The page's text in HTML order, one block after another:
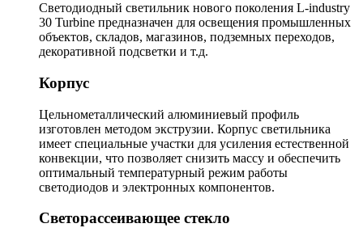
Светодиодный светильник нового поколения L-industry
30 Turbine предназначен для освещения промышленных
объектов, складов, магазинов, подземных переходов,
декоративной подсветки и т.д.
Корпус
Цельнометаллический алюминиевый профиль
изготовлен методом экструзии. Корпус светильника
имеет специальные участки для усиления естественной
конвекции, что позволяет снизить массу и обеспечить
оптимальный температурный режим работы
светодиодов и электронных компонентов.
Светорассеивающее стекло